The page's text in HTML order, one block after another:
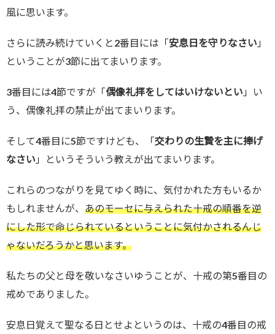
風に思います。
さらに読み続けていくと2番目には「安息日を守りなさい 」
ということが3節に出てまいります。
3番目には4節ですが「偶像礼拝をしてはいけないとい 」い
う、偶像礼拝の禁止が出てまいります。
そして4番目に5節ですけども、「交わりの生贄を主に捧げ
なさい 」というそういう教えが出てまいります。
これらのつながりを見てゆく時に、気付かれた方もいるか
もしれませんが、 あのモーセに与えられた十戒の順番を逆
にした形で命じられているということに気付かされるんじ
ゃないだろうかと思います。
私たちの父と母を敬いなさいゆうことが、十戒の第5番目の
戒めでありました。
安息日覚えて聖なる日とせよというのは、十戒の4番目の戒